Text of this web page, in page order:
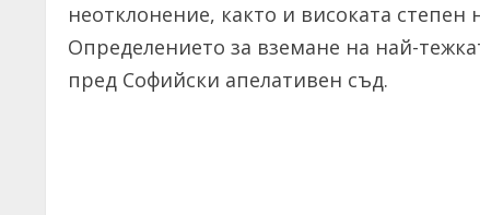
неотклонение, както и високата
Определението за вземане на най-
пред Софийски апелативен съд.